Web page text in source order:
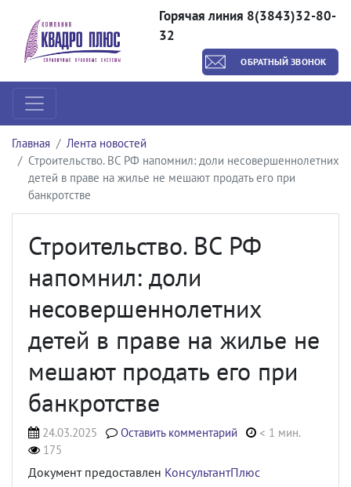
Горячая линия 8(3843)32-80-
32
ОБРАТНЫЙ ЗВОНОК
Главная
Лента новостей
Строительство. ВС РФ напомнил: доли несовершеннолетних
детей в праве на жилье не мешают продать его при
банкротстве
Строительство. ВС РФ
напомнил: доли
несовершеннолетних
детей в праве на жилье не
мешают продать его при
банкротстве
24.03.2025 Оставить комментарий
< 1 мин.
175
Документ предоставлен КонсультантПлюс